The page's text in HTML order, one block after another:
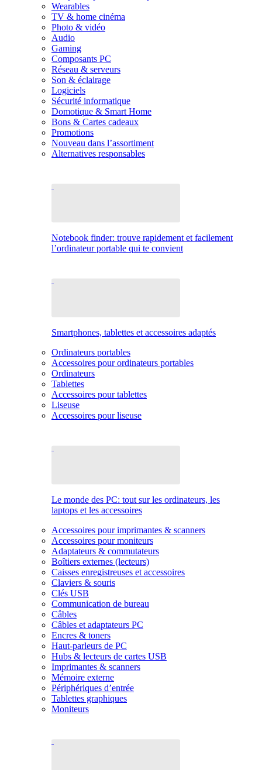
Wearables
TV & home cinéma
Photo & vidéo
Audio
Gaming
Composants PC
Réseau & serveurs
Son & éclairage
Logiciels
Sécurité informatique
Domotique & Smart Home
Bons & Cartes cadeaux
Promotions
Nouveau dans l’assortiment
Alternatives responsables
Notebook finder: trouve rapidement et facilement
l’ordinateur portable qui te convient
Smartphones, tablettes et accessoires adaptés
Ordinateurs portables
Accessoires pour ordinateurs portables
Ordinateurs
Tablettes
Accessoires pour tablettes
Liseuse
Accessoires pour liseuse
Le monde des PC: tout sur les ordinateurs, les
laptops et les accessoires
Accessoires pour imprimantes & scanners
Accessoires pour moniteurs
Adaptateurs & commutateurs
Boîtiers externes (lecteurs)
Caisses enregistreuses et accessoires
Claviers & souris
Clés USB
Communication de bureau
Câbles
Câbles et adaptateurs PC
Encres & toners
Haut-parleurs de PC
Hubs & lecteurs de cartes USB
Imprimantes & scanners
Mémoire externe
Périphériques d’entrée
Tablettes graphiques
Moniteurs